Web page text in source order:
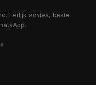
Eerlijk advies, beste